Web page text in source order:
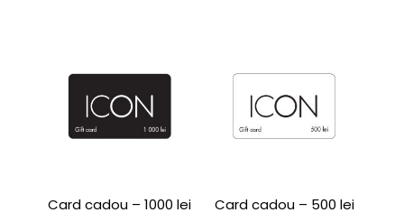
Card cadou – 1000 lei Card cadou – 500 lei